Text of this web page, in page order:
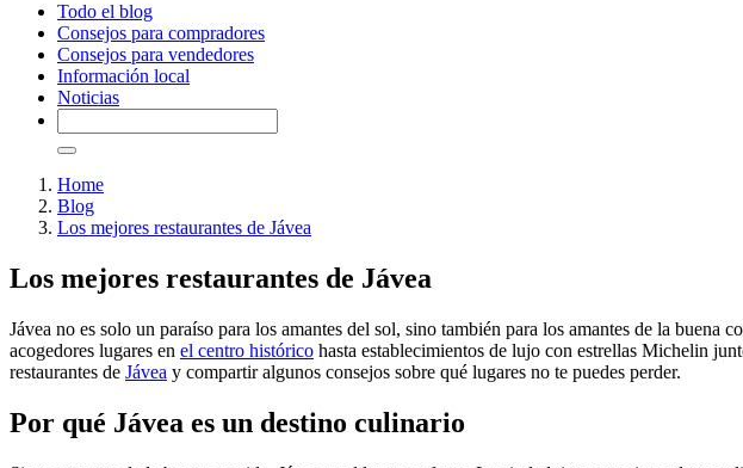
Todo el blog
Consejos para compradores
Consejos para vendedores
Información local
Noticias
Home
Blog
Los mejores restaurantes de Jávea
Los mejores restaurantes de Jávea
Jávea no es solo un paraíso para los amantes del sol, sino también para los amantes de la buena
acogedores lugares en el centro histórico hasta establecimientos de lujo con estrellas Michelin
restaurantes de Jávea y compartir algunos consejos sobre qué lugares no te puedes perder.
Por qué Jávea es un destino culinario